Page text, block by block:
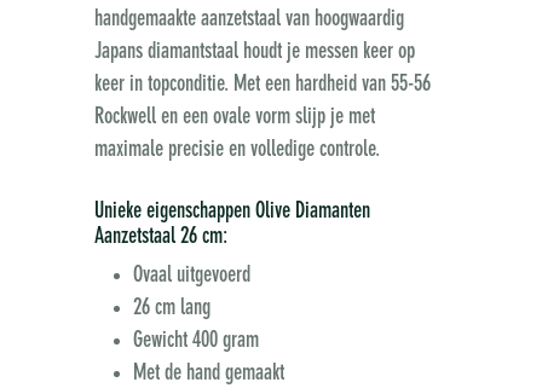
handgemaakte aanzetstaal van hoogwaardig
Japans diamantstaal houdt je messen keer op
keer in topconditie. Met een hardheid van 55-56
Rockwell en een ovale vorm slijp je met
maximale precisie en volledige controle.
Unieke eigenschappen Olive Diamanten
Aanzetstaal 26 cm:
Ovaal uitgevoerd
26 cm lang
Gewicht 400 gram
Met de hand gemaakt